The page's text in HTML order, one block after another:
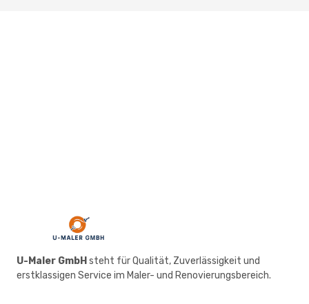
U-Maler GmbH steht für Qualität, Zuverlässigkeit und
erstklassigen Service im Maler- und Renovierungsbereich.